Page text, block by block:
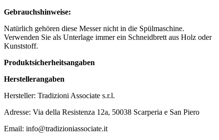
Gebrauchshinweise:
Natürlich gehören diese Messer nicht in die Spülmaschine.
Verwenden Sie als Unterlage immer ein Schneidbrett aus Holz oder
Kunststoff.
Produktsicherheitsangaben
Herstellerangaben
Hersteller: Tradizioni Associate s.r.l.
Adresse: Via della Resistenza 12a, 50038 Scarperia e San Piero
Email: info@tradizioniassociate.it